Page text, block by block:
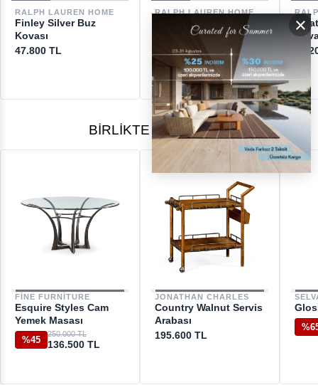
DESTEK
RALPH LAUREN HOME
Finley Silver Buz
Kovası
47.800 TL
RALPH LAUREN HOME
Wyatt Saddle Buz
17.600 TL
BIRLIKTE ALINANLAR
FINE FURNITURE
Esquire Styles Cam
Yemek Masası
%45
250.000 TL
136.500 TL
JONATHAN CHARLES
Country Walnut Servis
Arabası
195.600 TL
×